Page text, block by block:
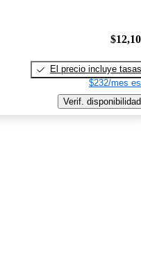
El precio incluye tasas
$232/mes
Verif. disponibilidad